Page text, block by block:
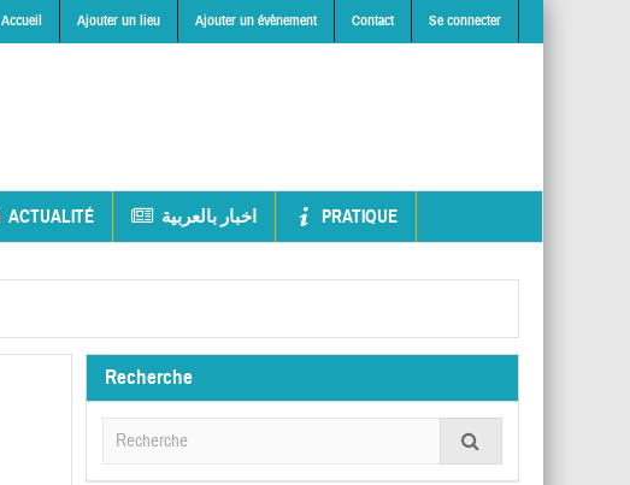
Accueil Ajouter un lieu Ajouter un évènement Contact Se connecter
ACTUALITÉ اخبار بالعربية PRATIQUE
Recherche